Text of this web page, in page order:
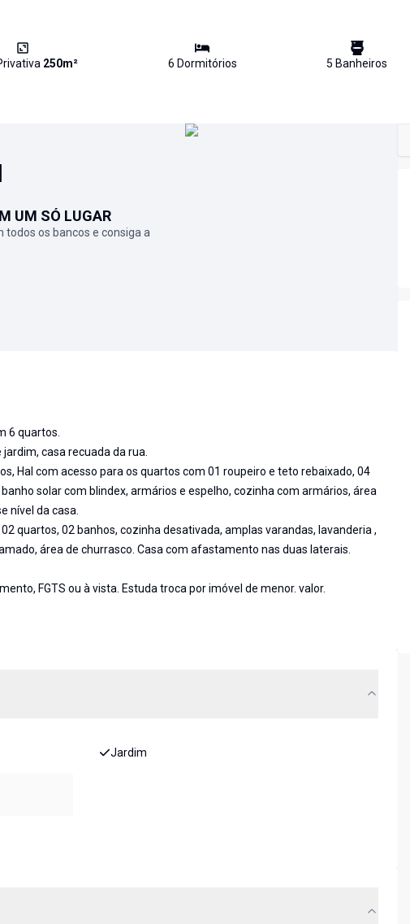
250m² 6 Dormitórios 5 Banheiros
UM SÓ LUGAR
os bancos e consiga a
6 quartos.
casa recuada da rua.
Hal com acesso para os quartos com 01 roupeiro e teto rebaixado, 04
solar com blindex, armários e espelho, cozinha com armários, área
nível da casa.
quartos, 02 banhos, cozinha desativada, amplas varandas, lavanderia ,
área de churrasco. Casa com afastamento nas duas laterais.
FGTS ou à vista. Estuda troca por imóvel de menor. valor.
Jardim